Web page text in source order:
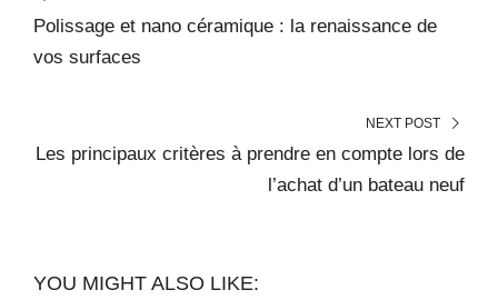
Polissage et nano céramique : la renaissance de
vos surfaces
NEXT POST
Les principaux critères à prendre en compte lors de
l’achat d’un bateau neuf
YOU MIGHT ALSO LIKE: